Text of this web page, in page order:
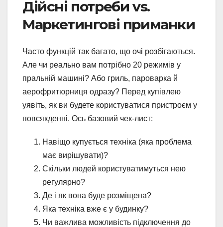
Дійсні потреби vs.
Маркетингові приманки
Часто функцій так багато, що очі розбігаються.
Але чи реально вам потрібно 20 режимів у
пральній машині? Або гриль, пароварка й
аерофритюрниця одразу? Перед купівлею
уявіть, як ви будете користуватися пристроєм у
повсякденні. Ось базовий чек-лист:
Навіщо купується техніка (яка проблема
має вирішувати)?
Скільки людей користуватимуться нею
регулярно?
Де і як вона буде розміщена?
Яка техніка вже є у будинку?
Чи важлива можливість підключення до